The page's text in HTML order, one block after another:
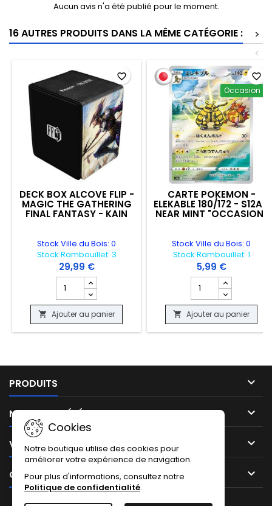
Aucun avis n'a été publié pour le moment.
16 AUTRES PRODUITS DANS LA MÊME CATÉGORIE :
>
<
DECK BOX ALCOVE FLIP -
MAGIC THE GATHERING
FINAL FANTASY - KAIN
Stock Ville du Bois: 0
Stock Rambouillet: 3
29,99 €
Champ quantité du produit DECK BOX ALCOVE FLIP -
 Ajouter au panier
favorite_border
Occasion
CARTE POKEMON -
ELEKABLE 180/172 - S12A -
NEAR MINT "OCCASION"
Stock Ville du Bois: 0
Stock Rambouillet: 1
5,99 €
Champ quantité du
 Ajouter au panier
favorite_border
PRODUITS 
NOTRE SOCIÉTÉ 
VOTRE COMPTE 
CONTACT 
Cookies
Notre boutique utilise des cookies pour
améliorer votre expérience de navigation.
Pour plus d'informations, consultez notre
Politique de confidentialité.